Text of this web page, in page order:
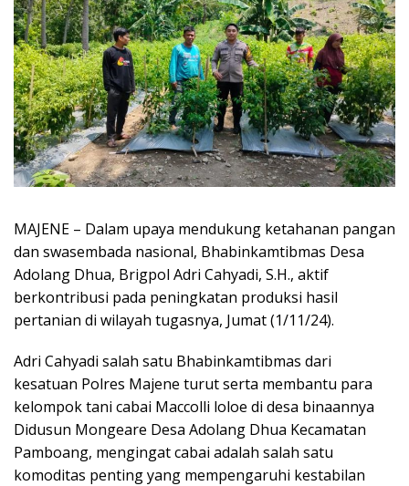
MAJENE – Dalam upaya mendukung ketahanan pangan
dan swasembada nasional, Bhabinkamtibmas Desa
Adolang Dhua, Brigpol Adri Cahyadi, S.H., aktif
berkontribusi pada peningkatan produksi hasil
pertanian di wilayah tugasnya, Jumat (1/11/24).
Adri Cahyadi salah satu Bhabinkamtibmas dari
kesatuan Polres Majene turut serta membantu para
kelompok tani cabai Maccolli loloe di desa binaannya
Didusun Mongeare Desa Adolang Dhua Kecamatan
Pamboang, mengingat cabai adalah salah satu
komoditas penting yang mempengaruhi kestabilan